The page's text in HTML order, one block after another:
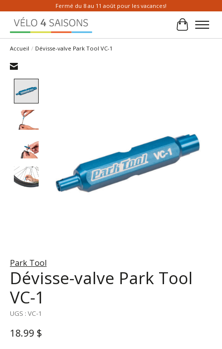
Fermé du 8 au 11 août pour les vacances!
Panier
Accueil / Dévisse-valve Park Tool VC-1
Park Tool
Dévisse-valve Park Tool
VC-1
UGS : VC-1
18.99 $